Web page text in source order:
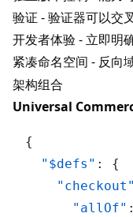
验证 - 验证器可以交
开发者体验 - 立即明
紧凑命名空间 - 反向
架构组合
Universal
{
"$defs" :
{
"checkout"
"allOf" :